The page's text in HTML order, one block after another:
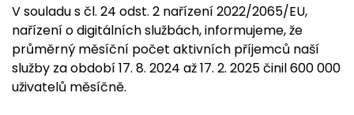
V souladu s čl. 24 odst. 2 nařízení 2022/2065/EU,
nařízení o digitálních službách, informujeme, že
průměrný měsíční počet aktivních příjemců naší
služby za období 17. 8. 2024 až 17. 2. 2025 činil 600 000
uživatelů měsíčně.